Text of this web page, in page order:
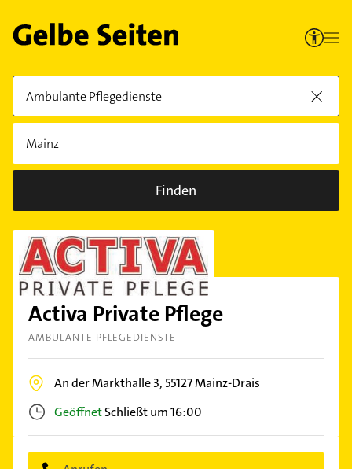
Finden
Activa Private Pflege
AMBULANTE PFLEGEDIENSTE
An der Markthalle 3, 55127Mainz-Drais
GeöffnetSchließt um 16:00